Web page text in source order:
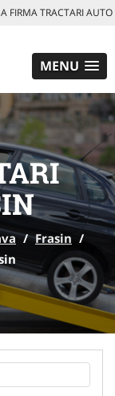
FIRMA TRACTARI AUTO
MENU
/ Frasin /